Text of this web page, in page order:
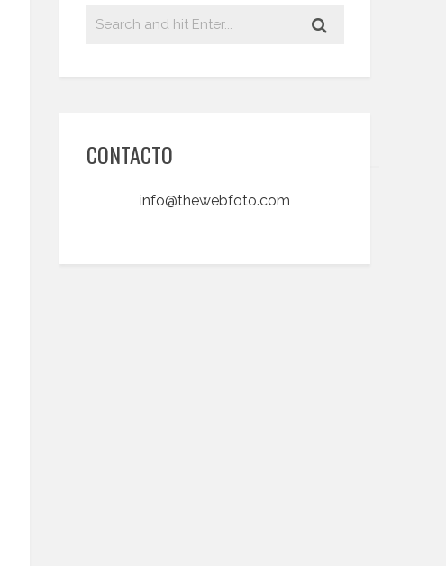
CONTACTO
info@thewebfoto.com